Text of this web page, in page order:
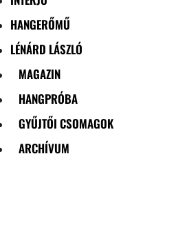
HANGERŐMŰ
LÉNÁRD LÁSZLÓ
MAGAZIN
HANGPRÓBA
GYŰJTŐI CSOMAGOK
ARCHÍVUM